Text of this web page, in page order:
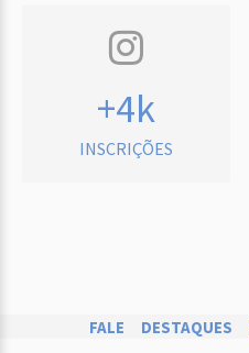
+4k
INSCRIÇÕES
FALE DESTAQUES